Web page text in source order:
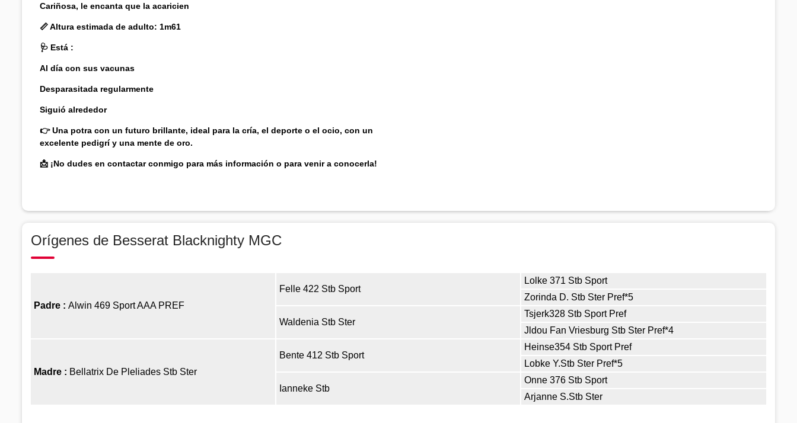
Cariñosa, le encanta que la acaricien
📏 Altura estimada de adulto: 1m61
🩺 Está :
Al día con sus vacunas
Desparasitada regularmente
Siguió alrededor
👉 Una potra con un futuro brillante, ideal para la cría, el deporte o el ocio, con un
excelente pedigrí y una mente de oro.
📩 ¡No dudes en contactar conmigo para más información o para venir a conocerla!
Orígenes de Besserat Blacknighty MGC
Padre : Alwin 469 Sport AAA PREF
Felle 422 Stb Sport
Lolke 371 Stb Sport
Zorinda D. Stb Ster Pref*5
Waldenia Stb Ster
Tsjerk328 Stb Sport Pref
Jldou Fan Vriesburg Stb Ster Pref*4
Madre : Bellatrix De Pleliades Stb Ster
Bente 412 Stb Sport
Heinse354 Stb Sport Pref
Lobke Y.Stb Ster Pref*5
Ianneke Stb
Onne 376 Stb Sport
Arjanne S.Stb Ster